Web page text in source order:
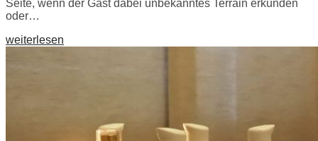
Seite, wenn der Gast dabei unbekanntes Terrain erkunden
oder…
weiterlesen